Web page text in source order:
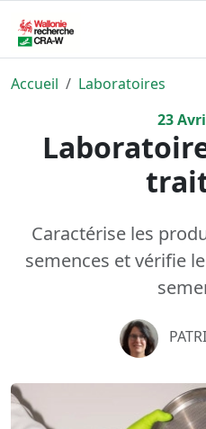
Accueil
Laboratoires
23
Caractérise les
semences et vérifie